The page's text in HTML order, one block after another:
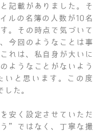
記載がありました。そ
ルの名簿の人数が10名
。その時点で気づいて
今回のようなことは事
れは、私自身が大いに
ようなことがないよう
と思います。
この度
た。
安く設定させていただ
”ではなく、丁寧な撮